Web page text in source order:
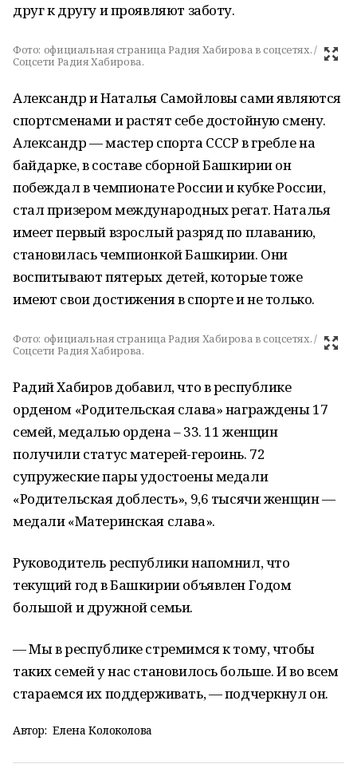
друг к другу и проявляют заботу.
Фото: официальная страница Радия Хабирова в соцсетях. /
Соцсети Радия Хабирова.
Александр и Наталья Самойловы сами являются
спортсменами и растят себе достойную смену.
Александр — мастер спорта СССР в гребле на
байдарке, в составе сборной Башкирии он
побеждал в чемпионате России и кубке России,
стал призером международных регат. Наталья
имеет первый взрослый разряд по плаванию,
становилась чемпионкой Башкирии. Они
воспитывают пятерых детей, которые тоже
имеют свои достижения в спорте и не только.
Фото: официальная страница Радия Хабирова в соцсетях. /
Соцсети Радия Хабирова.
Радий Хабиров добавил, что в республике
орденом «Родительская слава» награждены 17
семей, медалью ордена – 33. 11 женщин
получили статус матерей-героинь. 72
супружеские пары удостоены медали
«Родительская доблесть», 9,6 тысячи женщин —
медали «Материнская слава».
Руководитель республики напомнил, что
текущий год в Башкирии объявлен Годом
большой и дружной семьи.
— Мы в республике стремимся к тому, чтобы
таких семей у нас становилось больше. И во всем
стараемся их поддерживать, — подчеркнул он.
Автор: Елена Колоколова